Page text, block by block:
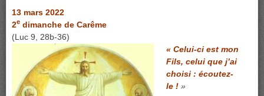
13 mars 2022
2e dimanche de Carême
(Luc 9, 28b-36)
« Celui-ci est mon
Fils, celui que j’ai
choisi : écoutez-
le ! »